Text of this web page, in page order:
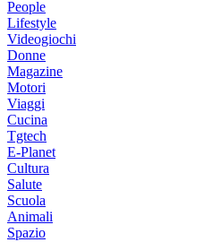
People
Lifestyle
Videogiochi
Donne
Magazine
Motori
Viaggi
Cucina
Tgtech
E-Planet
Cultura
Salute
Scuola
Animali
Spazio